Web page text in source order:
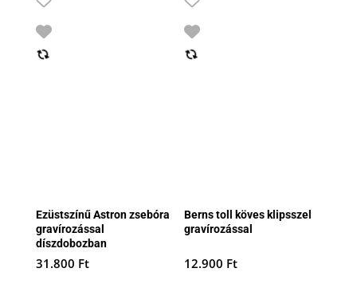
Ezüstszínű Astron zsebóra
gravírozással
díszdobozban
31.800 Ft
Berns toll köves klipsszel
gravírozással
12.900 Ft